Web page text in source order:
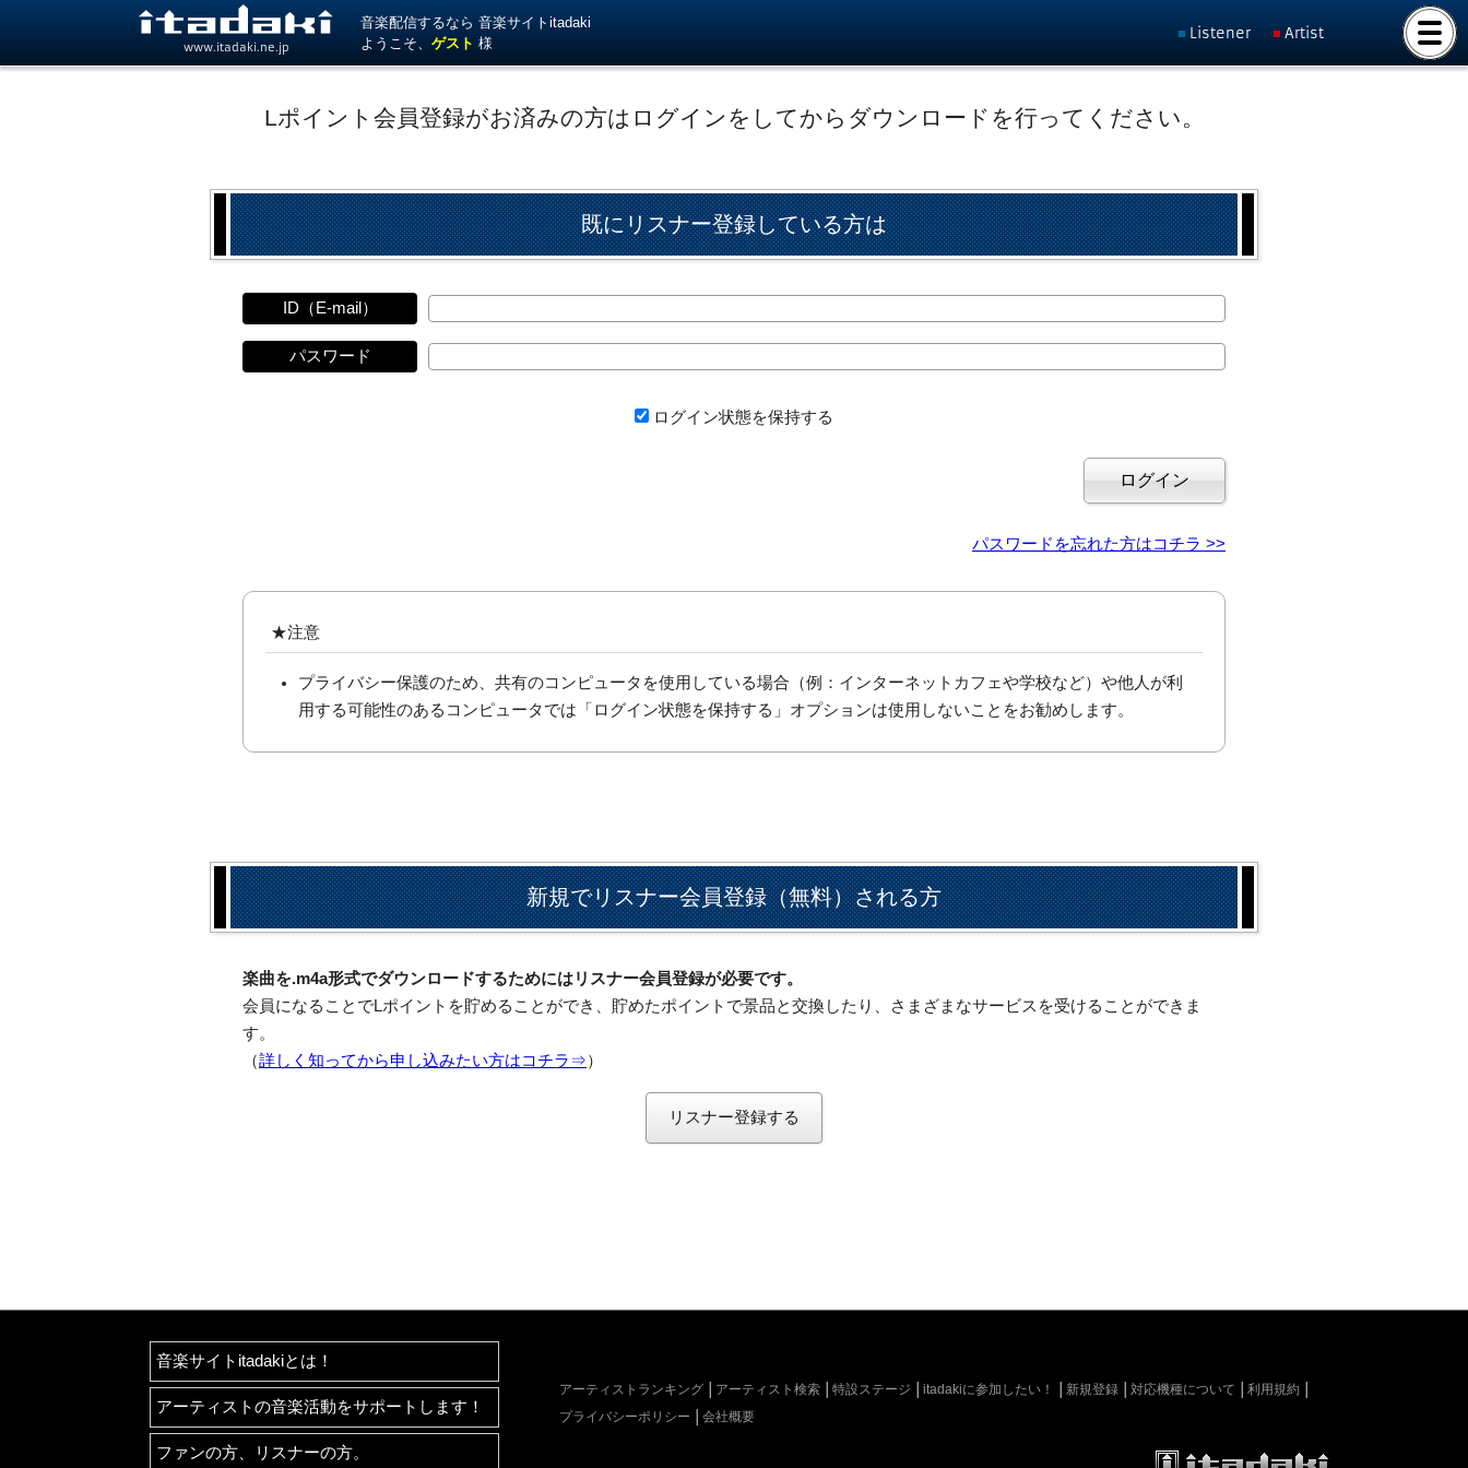
www.itadaki.ne.jp
音楽配信するなら 音楽サイトitadaki
ようこそ、ゲスト 様
Listener Artist
Lポイント会員登録がお済みの方はログインをしてからダウンロードを行ってください。
既にリスナー登録している方は
ID（E-mail）
パスワード
ログイン状態を保持する
パスワードを忘れた方はコチラ >>
★注意
プライバシー保護のため、共有のコンピュータを使用している場合（例：インターネットカフェや学校など）や他人が利
用する可能性のあるコンピュータでは「ログイン状態を保持する」オプションは使用しないことをお勧めします。
新規でリスナー会員登録（無料）される方
楽曲を.m4a形式でダウンロードするためにはリスナー会員登録が必要です。
会員になることでLポイントを貯めることができ、貯めたポイントで景品と交換したり、さまざまなサービスを受けることができま
す。
（詳しく知ってから申し込みたい方はコチラ⇒）
リスナー登録する
音楽サイトitadakiとは！
アーティストの音楽活動をサポートします！
ファンの方、リスナーの方。
アーティストランキング アーティスト検索 特設ステージ itadakiに参加したい！ 新規登録 対応機種について
利用規約
プライバシーポリシー
会社概要